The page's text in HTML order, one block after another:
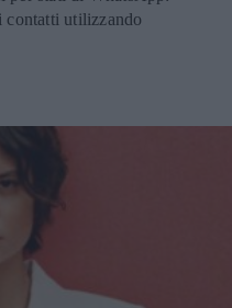
contatti utilizzando